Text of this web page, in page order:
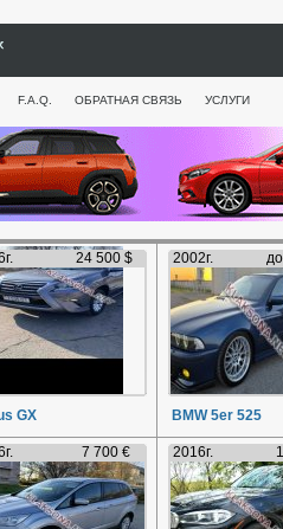
F.A.Q. ОБРАТНАЯ СВЯЗЬ УСЛУГИ
24 500 $
GX
2002г.
BMW 5er 525
7 700 € 2016г.